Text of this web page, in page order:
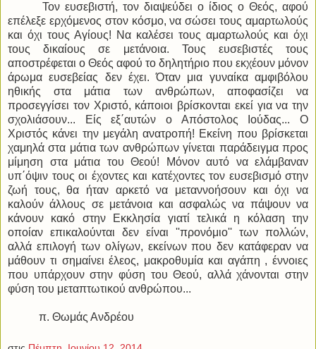
Τον ευσεβιστή, τον διαψεύδει ο ίδιος ο Θεός, αφού
επέλεξε ερχόμενος στον κόσμο, να σώσει τους αμαρτωλούς
και όχι τους Αγίους! Να καλέσει τους αμαρτωλούς και όχι
τους δικαίους σε μετάνοια. Τους ευσεβιστές τους
αποστρέφεται ο Θεός αφού το δηλητήριο που εκχέουν μόνον
άρωμα ευσεβείας δεν έχει. Όταν μια γυναίκα αμφιβόλου
ηθικής στα μάτια των ανθρώπων, αποφασίζει να
προσεγγίσει τον Χριστό, κάποιοι βρίσκονται εκεί για να την
σχολιάσουν... Είς εξ΄αυτών ο Απόστολος Ιούδας... Ο
Χριστός κάνει την μεγάλη ανατροπή! Εκείνη που βρίσκεται
χαμηλά στα μάτια των ανθρώπων γίνεται παράδειγμα προς
μίμηση στα μάτια του Θεού! Μόνον αυτό να ελάμβαναν
υπ΄όψιν τους οι έχοντες και κατέχοντες τον ευσεβισμό στην
ζωή τους, θα ήταν αρκετό να μεταννοήσουν και όχι να
καλούν άλλους σε μετάνοια και ασφαλώς να πάψουν να
κάνουν κακό στην Εκκλησία γιατί τελικά η κόλαση την
οποίαν επικαλούνται δεν είναι ''προνόμιο'' των πολλών,
αλλά επιλογή των ολίγων, εκείνων που δεν κατάφεραν να
μάθουν τι σημαίνει έλεος, μακροθυμία και αγάπη , έννοιες
που υπάρχουν στην φύση του Θεού, αλλά χάνονται στην
φύση του μεταπτωτικού ανθρώπου...
π. Θωμάς Ανδρέου